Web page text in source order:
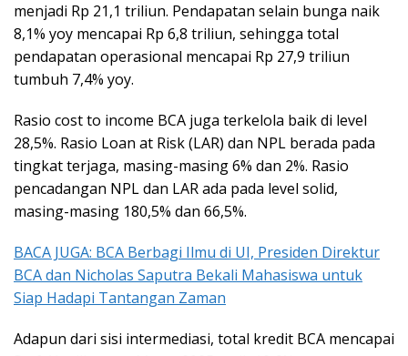
menjadi Rp 21,1 triliun. Pendapatan selain bunga naik
8,1% yoy mencapai Rp 6,8 triliun, sehingga total
pendapatan operasional mencapai Rp 27,9 triliun
tumbuh 7,4% yoy.
Rasio cost to income BCA juga terkelola baik di level
28,5%. Rasio Loan at Risk (LAR) dan NPL berada pada
tingkat terjaga, masing-masing 6% dan 2%. Rasio
pencadangan NPL dan LAR ada pada level solid,
masing-masing 180,5% dan 66,5%.
BACA JUGA: BCA Berbagi Ilmu di UI, Presiden Direktur
BCA dan Nicholas Saputra Bekali Mahasiswa untuk
Siap Hadapi Tantangan Zaman
Adapun dari sisi intermediasi, total kredit BCA mencapai